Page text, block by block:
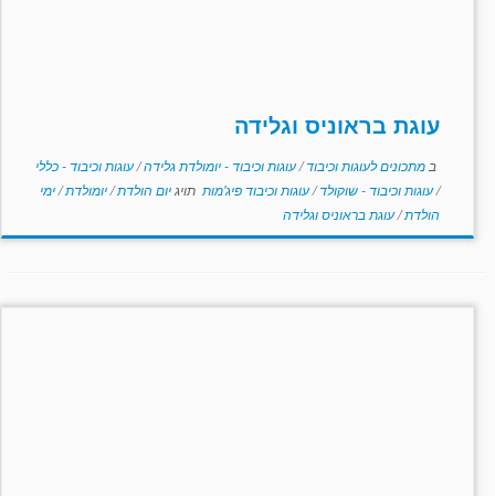
עוגת בראוניס וגלידה
ב מתכונים לעוגות וכיבוד/עוגות וכיבוד - יומולדת גלידה/עוגות וכיבוד - כללי
/עוגות וכיבוד - שוקולד/עוגות וכיבוד פיג'מות תויגיום הולדת/יומולדת/ימי
הולדת/עוגת בראוניס וגלידה